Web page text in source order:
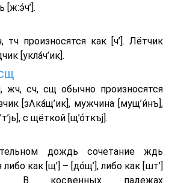
[ж:э́ч’].
тч произносятся как [ч’]. Лётчик
[укла́ч’ик].
жч, сч, сщ обычно произносятся
[зΛка́щ’ик], мужчина [мущ’и́нъ],
с щёткой [щ’о́ткъj].
дождь сочетание ждь
как [щ’] – [до́щ’], либо как [шт’]
В косвенных падежах